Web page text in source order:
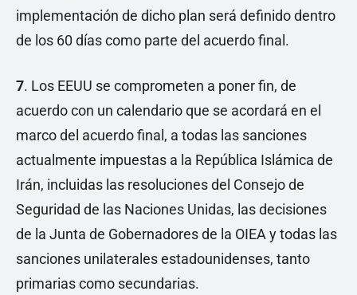
implementación de dicho plan será definido dentro
de los 60 días como parte del acuerdo final.
7. Los EEUU se comprometen a poner fin, de
acuerdo con un calendario que se acordará en el
marco del acuerdo final, a todas las sanciones
actualmente impuestas a la República Islámica de
Irán, incluidas las resoluciones del Consejo de
Seguridad de las Naciones Unidas, las decisiones
de la Junta de Gobernadores de la OIEA y todas las
sanciones unilaterales estadounidenses, tanto
primarias como secundarias.